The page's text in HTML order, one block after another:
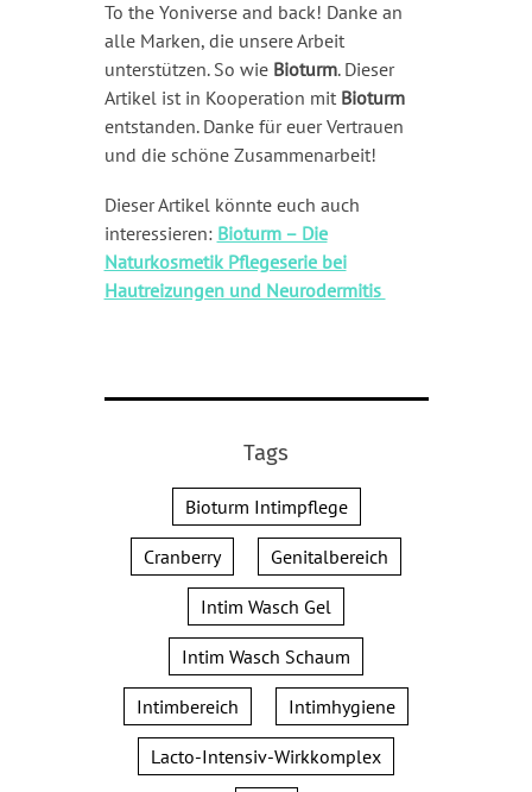
To the Yoniverse and back! Danke an
alle Marken, die unsere Arbeit
unterstützen. So wie Bioturm. Dieser
Artikel ist in Kooperation mit Bioturm
entstanden. Danke für euer Vertrauen
und die schöne Zusammenarbeit!
Dieser Artikel könnte euch auch
interessieren: Bioturm – Die
Naturkosmetik Pflegeserie bei
Hautreizungen und Neurodermitis
Tags
Bioturm Intimpflege
Cranberry Genitalbereich
Intim Wasch Gel
Intim Wasch Schaum
Intimbereich Intimhygiene
Lacto-Intensiv-Wirkkomplex